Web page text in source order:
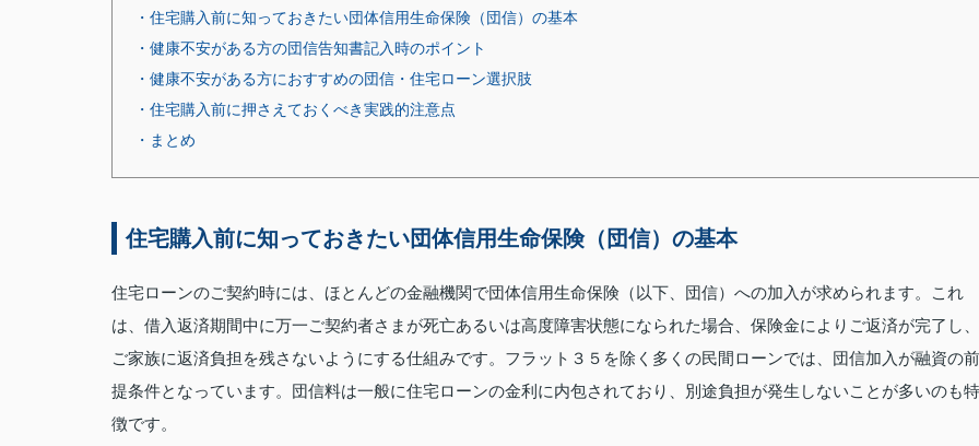
・住宅購入前に知っておきたい団体信用生命保険（団信）の基本
・健康不安がある方の団信告知書記入時のポイント
・健康不安がある方におすすめの団信・住宅ローン選択肢
・住宅購入前に押さえておくべき実践的注意点
・まとめ
住宅購入前に知っておきたい団体信用生命保険（団信）の基本
住宅ローンのご契約時には、ほとんどの金融機関で団体信用生命保険（以下、団信）への加入が求められます。これ
は、借入返済期間中に万一ご契約者さまが死亡あるいは高度障害状態になられた場合、保険金によりご返済が完了し、
ご家族に返済負担を残さないようにする仕組みです。フラット３５を除く多くの民間ローンでは、団信加入が融資の前
提条件となっています。団信料は一般に住宅ローンの金利に内包されており、別途負担が発生しないことが多いのも特
徴です。